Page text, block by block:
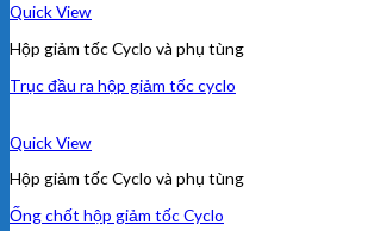
Quick View
Hộp giảm tốc Cyclo và phụ tùng
Trục đầu ra hộp giảm tốc cyclo
Quick View
Hộp giảm tốc Cyclo và phụ tùng
Ống chốt hộp giảm tốc Cyclo